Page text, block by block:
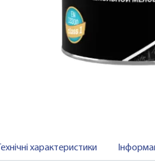
Технічні характеристики